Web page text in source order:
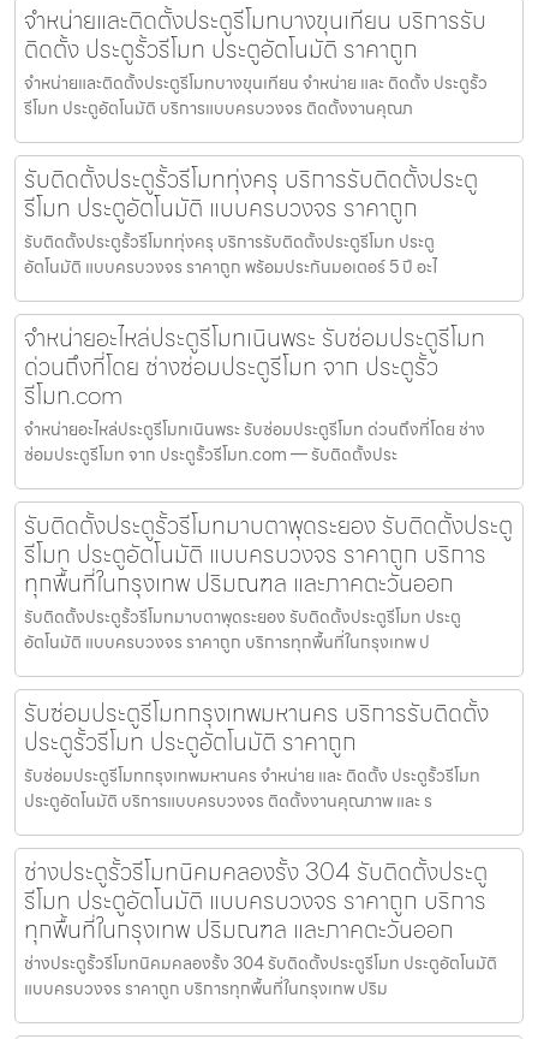
จำหน่ายและติดตั้งประตูรีโมทบางขุนเทียน บริการรับ
ติดตั้ง ประตูรั้วรีโมท ประตูอัตโนมัติ ราคาถูก
จำหน่ายและติดตั้งประตูรีโมทบางขุนเทียน จำหน่าย และ ติดตั้ง ประตูรั้ว
รีโมท ประตูอัตโนมัติ บริการแบบครบวงจร ติดตั้งงานคุณภ
รับติดตั้งประตูรั้วรีโมททุ่งครุ บริการรับติดตั้งประตู
รีโมท ประตูอัตโนมัติ แบบครบวงจร ราคาถูก
รับติดตั้งประตูรั้วรีโมททุ่งครุ บริการรับติดตั้งประตูรีโมท ประตู
อัตโนมัติ แบบครบวงจร ราคาถูก พร้อมประกันมอเตอร์ 5 ปี อะไ
จำหน่ายอะไหล่ประตูรีโมทเนินพระ รับซ่อมประตูรีโมท
ด่วนถึงที่โดย ช่างซ่อมประตูรีโมท จาก ประตูรั้ว
รีโมท.com
จำหน่ายอะไหล่ประตูรีโมทเนินพระ รับซ่อมประตูรีโมท ด่วนถึงที่โดย ช่าง
ซ่อมประตูรีโมท จาก ประตูรั้วรีโมท.com — รับติดตั้งประ
รับติดตั้งประตูรั้วรีโมทมาบตาพุดระยอง รับติดตั้งประตู
รีโมท ประตูอัตโนมัติ แบบครบวงจร ราคาถูก บริการ
ทุกพื้นที่ในกรุงเทพ ปริมณฑล และภาคตะวันออก
รับติดตั้งประตูรั้วรีโมทมาบตาพุดระยอง รับติดตั้งประตูรีโมท ประตู
อัตโนมัติ แบบครบวงจร ราคาถูก บริการทุกพื้นที่ในกรุงเทพ ป
รับซ่อมประตูรีโมทกรุงเทพมหานคร บริการรับติดตั้ง
ประตูรั้วรีโมท ประตูอัตโนมัติ ราคาถูก
รับซ่อมประตูรีโมทกรุงเทพมหานคร จำหน่าย และ ติดตั้ง ประตูรั้วรีโมท
ประตูอัตโนมัติ บริการแบบครบวงจร ติดตั้งงานคุณภาพ และ ร
ช่างประตูรั้วรีโมทนิคมคลองรั้ง 304 รับติดตั้งประตู
รีโมท ประตูอัตโนมัติ แบบครบวงจร ราคาถูก บริการ
ทุกพื้นที่ในกรุงเทพ ปริมณฑล และภาคตะวันออก
ช่างประตูรั้วรีโมทนิคมคลองรั้ง 304 รับติดตั้งประตูรีโมท ประตูอัตโนมัติ
แบบครบวงจร ราคาถูก บริการทุกพื้นที่ในกรุงเทพ ปริม